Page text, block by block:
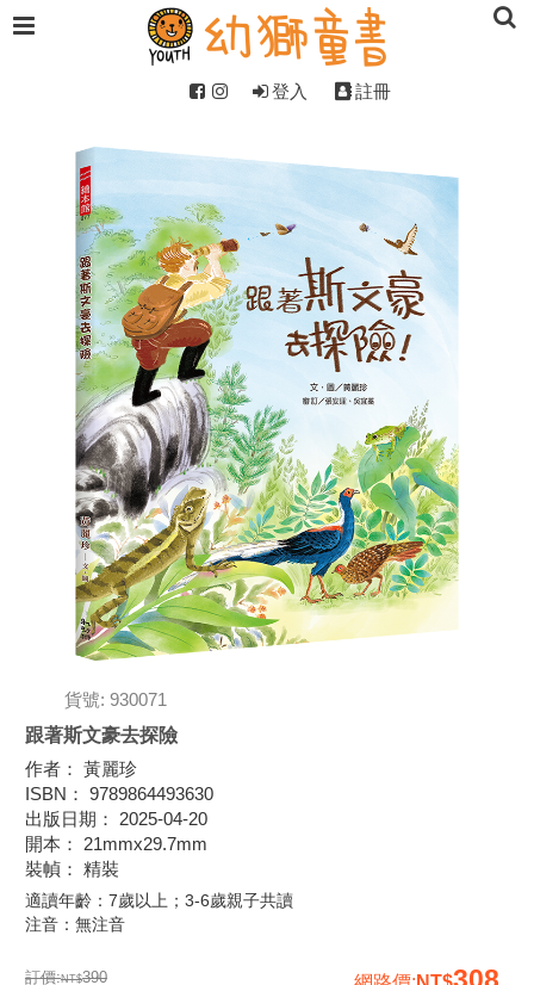
登入 註冊
貨號: 930071
跟著斯文豪去探險
作者： 黃麗珍
ISBN ： 9789864493630
出版日期 ：
2025-04-20
開本 ：
21mmx29.7mm
裝幀： 精裝
適讀年齡：7歲以上；3-6歲親子共讀
注音：無注音
訂價: 390 308